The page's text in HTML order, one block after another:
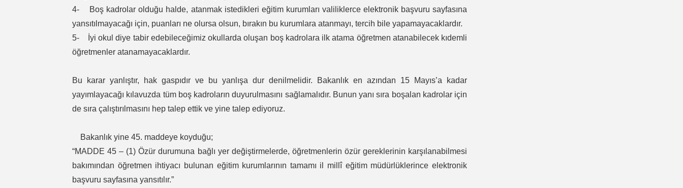
4- Boş kadrolar olduğu halde, atanmak istedikleri eğitim kurumları valiliklerce elektronik başvuru sayfasına
yansıtılmayacağı için, puanları ne olursa olsun, bırakın bu kurumlara atanmayı, tercih bile yapamayacaklardır.
5- İyi okul diye tabir edebileceğimiz okullarda oluşan boş kadrolara ilk atama öğretmen atanabilecek kıdemli
öğretmenler atanamayacaklardır.
Bu karar yanlıştır, hak gaspıdır ve bu yanlışa dur denilmelidir. Bakanlık en azından 15 Mayıs’a kadar
yayımlayacağı kılavuzda tüm boş kadroların duyurulmasını sağlamalıdır. Bunun yanı sıra boşalan kadrolar için
de sıra çalıştırılmasını hep talep ettik ve yine talep ediyoruz.
Bakanlık yine 45. maddeye koyduğu;
“MADDE 45 – (1) Özür durumuna bağlı yer değiştirmelerde, öğretmenlerin özür gereklerinin karşılanabilmesi
bakımından öğretmen ihtiyacı bulunan eğitim kurumlarının tamamı il millî eğitim müdürlüklerince elektronik
başvuru sayfasına yansıtılır.”